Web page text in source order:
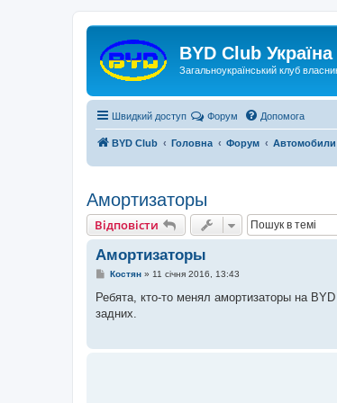
Реєстрація BYD Club Україна
Загальноукраїнський клуб
Швидкий доступ Форум Допомога
BYD Club Головна Форум Автомобили
Амортизаторы
Відповісти
Відповісти
Амортизаторы
П
в
д
л
Костян» 11 січня 2016, 13:43
Ребята, кто-то менял амортизаторы на
задних.